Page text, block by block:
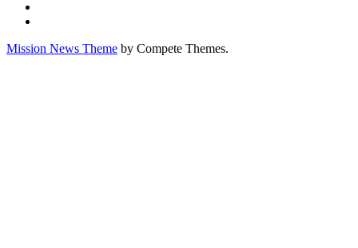
Mission News Theme by Compete Themes.